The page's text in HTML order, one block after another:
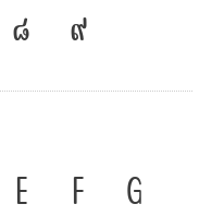
๘ ๙
E F
G